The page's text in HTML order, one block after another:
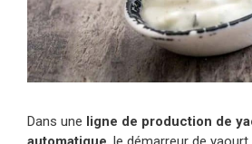
Dans une ligne de production de